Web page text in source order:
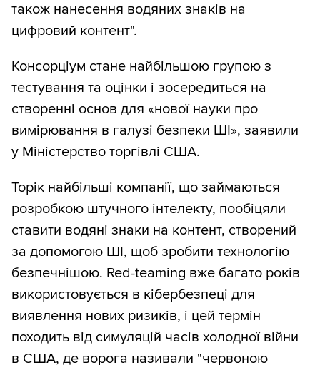
також нанесення водяних знаків на
цифровий контент".
Консорціум стане найбільшою групою з
тестування та оцінки і зосередиться на
створенні основ для «нової науки про
вимірювання в галузі безпеки ШІ», заявили
у Міністерство торгівлі США.
Торік найбільші компанії, що займаються
розробкою штучного інтелекту, пообіцяли
ставити водяні знаки на контент, створений
за допомогою ШІ, щоб зробити технологію
безпечнішою. Red-teaming вже багато років
використовується в кібербезпеці для
виявлення нових ризиків, і цей термін
походить від симуляцій часів холодної війни
в США, де ворога називали "червоною